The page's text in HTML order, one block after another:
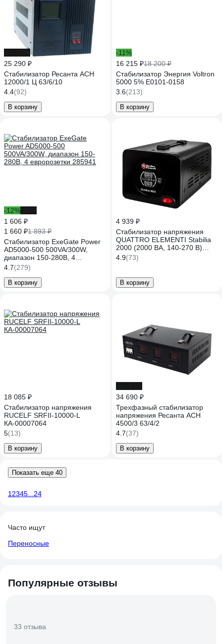
25 290 ₽
Стабилизатор Ресанта АСН
12000/1 Ц 63/6/10
4.4(92)
В корзину
-11%
16 215 ₽18 200 ₽
Стабилизатор Энергия Voltron
5000 5% Е0101-0158
3.6(213)
В корзину
-12%
1 606 ₽
1 660 ₽1 893 ₽
Стабилизатор ExeGate Power
AD5000-500 500VA/300W,
диапазон 150-280В, 4
евророзетки 285941
4.7(279)
В корзину
4 939 ₽
Стабилизатор напряжения
QUATTRO ELEMENTI Stabilia
2000 (2000 ВА, 140-270 В)
917-667
4.9(73)
В корзину
18 085 ₽
Стабилизатор напряжения
RUCELF SRFII-10000-L
КА-00007064
5(13)
В корзину
34 690 ₽
Трехфазный стабилизатор
напряжения Ресанта АСН
4500/3 63/4/2
4.7(37)
В корзину
Показать еще 40
1 2345 24
Часто ищут
Переносные
Популярные отзывы
33 отзыва